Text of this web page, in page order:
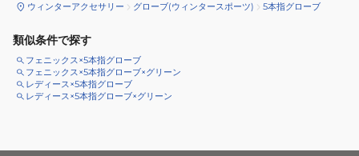
ウィンターアクセサリー グローブ(ウィンタースポーツ) 5本指グローブ
類似条件で探す
フェニックス×5本指グローブ
フェニックス×5本指グローブ×グリーン
レディース×5本指グローブ
レディース×5本指グローブ×グリーン